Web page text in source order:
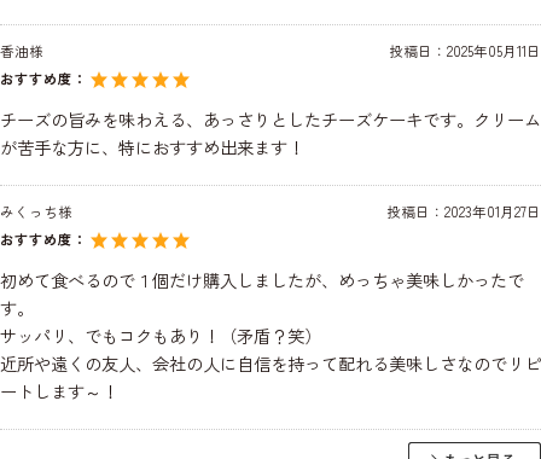
香油様 投稿日： 2025年05月11日
おすすめ度：
チーズの旨みを味わえる、あっさりとしたチーズケーキです。クリーム
が苦手な方に、特におすすめ出来ます！
みくっち様 投稿日： 2023年01月27日
おすすめ度：
初めて食べるので１個だけ購入しましたが、めっちゃ美味しかったで
す。
サッパリ、でもコクもあり！（矛盾？笑）
近所や遠くの友人、会社の人に自信を持って配れる美味しさなのでリピ
ートします～！